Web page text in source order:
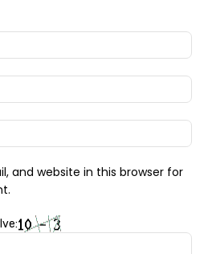
and website in this browser for